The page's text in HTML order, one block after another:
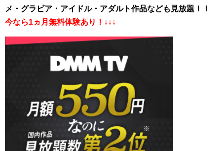
メ・グラビア・アイドル・アダルト作品なども見放題！！
今なら1ヵ月無料体験あり！↓↓↓